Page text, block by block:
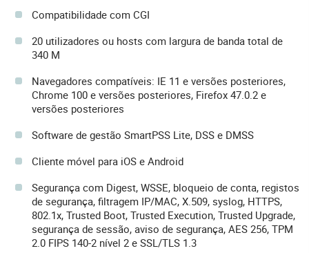
Compatibilidade com CGI
20 utilizadores ou hosts com largura de banda total de
340 M
Navegadores compatíveis: IE 11 e versões posteriores,
Chrome 100 e versões posteriores, Firefox 47.0.2 e
versões posteriores
Software de gestão SmartPSS Lite, DSS e DMSS
Cliente móvel para iOS e Android
Segurança com Digest, WSSE, bloqueio de conta, registos
de segurança, filtragem IP/MAC, X.509, syslog, HTTPS,
802.1x, Trusted Boot, Trusted Execution, Trusted Upgrade,
segurança de sessão, aviso de segurança, AES 256, TPM
2.0 FIPS 140-2 nível 2 e SSL/TLS 1.3